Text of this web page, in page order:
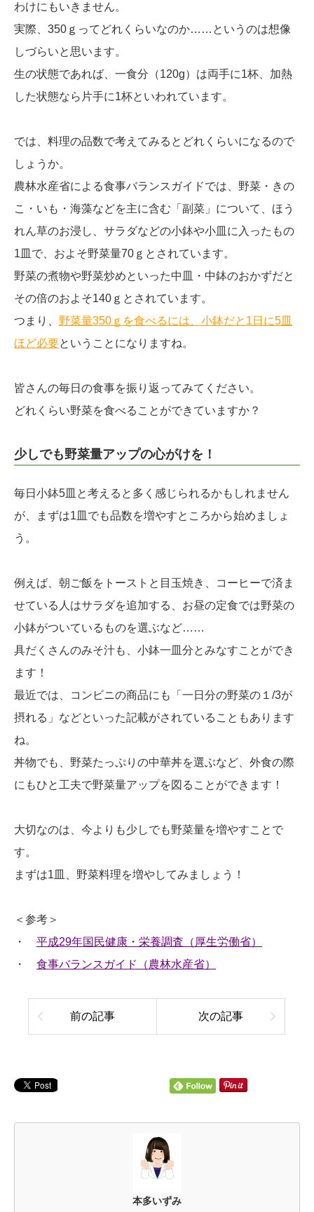
わけにもいきません。
実際、350ｇってどれくらいなのか……というのは想像
しづらいと思います。
生の状態であれば、一食分（120g）は両手に1杯、加熱
した状態なら片手に1杯といわれています。
では、料理の品数で考えてみるとどれくらいになるので
しょうか。
農林水産省による食事バランスガイドでは、野菜・きの
こ・いも・海藻などを主に含む「副菜」について、ほう
れん草のお浸し、サラダなどの小鉢や小皿に入ったもの
1皿で、およそ野菜量70ｇとされています。
野菜の煮物や野菜炒めといった中皿・中鉢のおかずだと
その倍のおよそ140ｇとされています。
つまり、 野菜量350ｇを食べるには、小鉢だと1日に5皿
ほど必要ということになりますね。
皆さんの毎日の食事を振り返ってみてください。
どれくらい野菜を食べることができていますか？
少しでも野菜量アップの心がけを！
毎日小鉢5皿と考えると多く感じられるかもしれません
が、まずは1皿でも品数を増やすところから始めましょ
う。
例えば、朝ご飯をトーストと目玉焼き、コーヒーで済ま
せている人はサラダを追加する、お昼の定食では野菜の
小鉢がついているものを選ぶなど……
具だくさんのみそ汁も、小鉢一皿分とみなすことができ
ます！
最近では、コンビニの商品にも「一日分の野菜の１/3が
摂れる」などといった記載がされていることもあります
ね。
丼物でも、野菜たっぷりの中華丼を選ぶなど、外食の際
にもひと工夫で野菜量アップを図ることができます！
大切なのは、今よりも少しでも野菜量を増やすことで
す。
まずは1皿、野菜料理を増やしてみましょう！
＜参考＞
・ 平成29年国民健康・栄養調査（厚生労働省）
・ 食事バランスガイド（農林水産省）
前の記事 次の記事
本多いずみ